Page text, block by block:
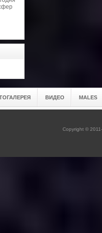
ВИДЕО MALES
Copyright ©